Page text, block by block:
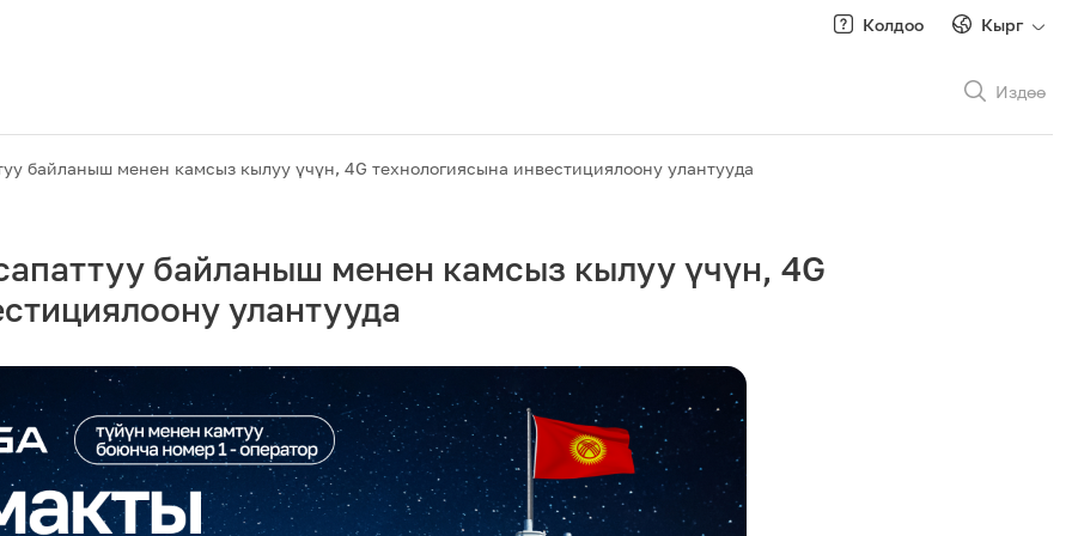
Колдоо Кырг
Издөө
Акциялар Роуминг
байланыш менен камсыз кылуу үчүн, 4G технологиясына инвестициялоону улантууда
байланыш менен камсыз кылуу үчүн, 4G
улантууда